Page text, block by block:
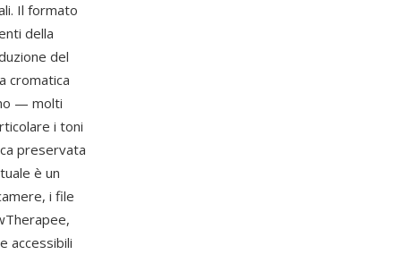
Il formato
della
del
cromatica
— molti
i toni
preservata
è un
i file
accessibili